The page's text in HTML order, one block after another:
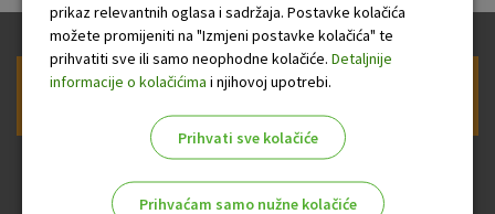
Prijava na newsletter OTP banke
prikaz relevantnih oglasa i sadržaja. Postavke kolačića
možete promijeniti na "Izmjeni postavke kolačića" te
prihvatiti sve ili samo neophodne kolačiće. Detaljnije
informacije o kolačićima i njihovoj upotrebi.
Prihvati sve kolačiće
Prihvaćam samo nužne kolačiće